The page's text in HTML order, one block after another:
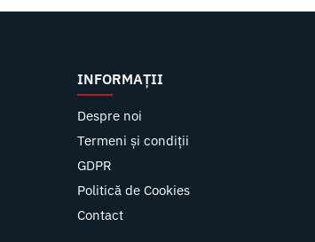
INFORMAȚII
Despre noi
Termeni și condiții
GDPR
Politică de Cookies
Contact